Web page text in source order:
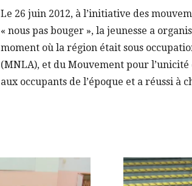
Le 26 juin 2012, à l’initiative des
« nous pas bouger », la jeunesse a
moment où la région était sous
(MNLA), et du Mouvement pour
aux occupants de l’époque et a réussi à